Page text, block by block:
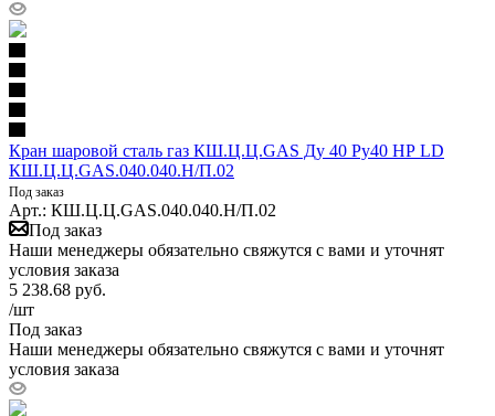
Кран шаровой сталь газ КШ.Ц.Ц.GAS Ду 40 Ру40 НР LD
КШ.Ц.Ц.GAS.040.040.Н/П.02
Под заказ
Арт.: КШ.Ц.Ц.GAS.040.040.Н/П.02
Под заказ
Наши менеджеры обязательно свяжутся с вами и уточнят
условия заказа
5 238.68 руб.
/шт
Под заказ
Наши менеджеры обязательно свяжутся с вами и уточнят
условия заказа